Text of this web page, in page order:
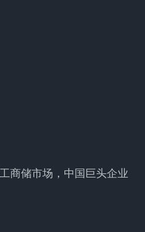
商储市场，中国巨头企业